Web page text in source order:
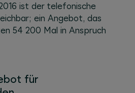
ist der telefonische
ein Angebot, das
54 200 Mal in Anspruch
für